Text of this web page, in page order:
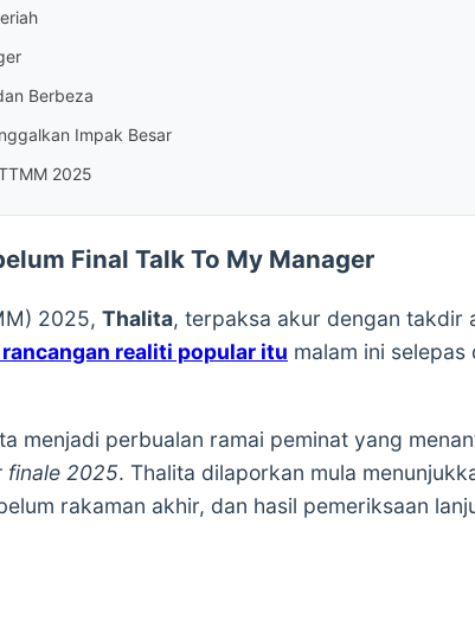
Berbeza
Impak Besar
2025
Final Talk To My Manager
2025, Thalita, terpaksa akur dengan takdir
realiti popular itu malam ini
menjadi perbualan ramai peminat yang
finale 2025. Thalita dilaporkan mula
rakaman akhir, dan hasil pemeriksaan